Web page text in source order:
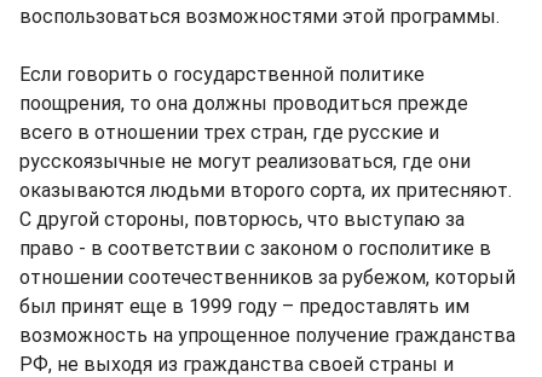
воспользоваться возможностями этой программы.
Если говорить о государственной политике
поощрения, то она должны проводиться прежде
всего в отношении трех стран, где русские и
русскоязычные не могут реализоваться, где они
оказываются людьми второго сорта, их притесняют.
С другой стороны, повторюсь, что выступаю за
право - в соответствии с законом о госполитике в
отношении соотечественников за рубежом, который
был принят еще в 1999 году – предоставлять им
возможность на упрощенное получение гражданства
РФ, не выходя из гражданства своей страны и